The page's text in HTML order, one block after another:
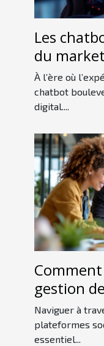
Les
du
À l’ère où
chatbot
digital....
gestion
les
sociales ?
Naviguer à
plateformes
essentiel...